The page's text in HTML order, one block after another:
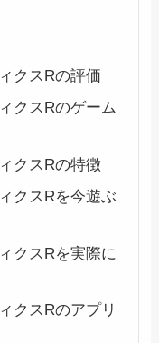
クスRの評価
クスRのゲーム
クスRの特徴
クスRを今遊ぶ
クスRを実際に
クスRのアプリ